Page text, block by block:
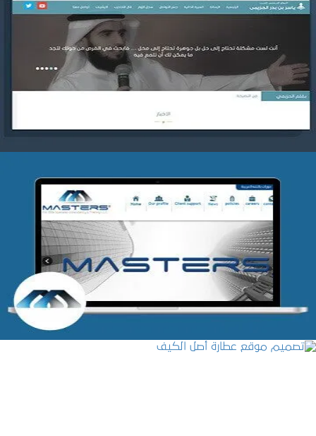
موقع ياسر بن بدر الحزيمي
التفاصيل
شركة MASTERS للتدريب
التفاصيل